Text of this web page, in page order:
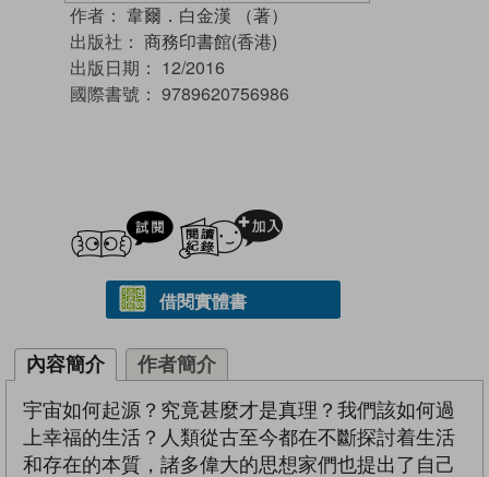
作者： 韋爾．白金漢 （著）
出版社： 商務印書館(香港)
出版日期： 12/2016
國際書號： 9789620756986
試閲
借閱實體書
內容簡介 作者簡介
宇宙如何起源？究竟甚麼才是真理？我們該如何過
上幸福的生活？人類從古至今都在不斷探討着生活
和存在的本質，諸多偉大的思想家們也提出了自己